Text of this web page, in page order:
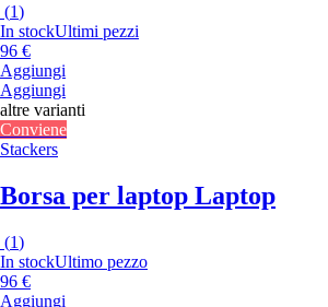
(1)
In stockUltimi pezzi
96 €
Aggiungi
Aggiungi
altre varianti
Conviene
Stackers
Borsa per laptop Laptop
(1)
In stockUltimo pezzo
96 €
Aggiungi